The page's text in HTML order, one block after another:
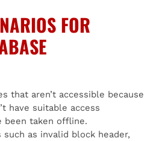
FOR
that aren’t accessible because
have suitable access
been taken offline.
such as invalid block header,